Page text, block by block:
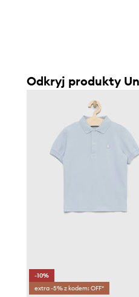
Odkryj produkty
-10%
extra -5% z kodem: OFF*